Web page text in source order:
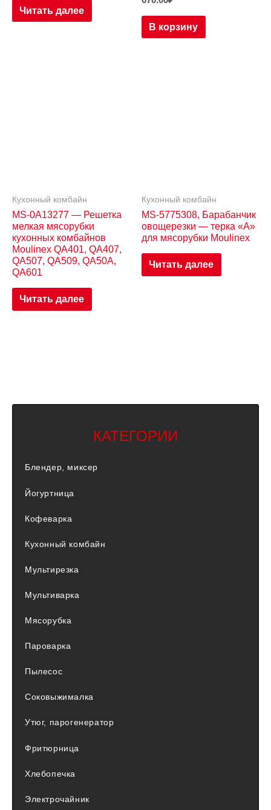
Читать далее
В корзину
Кухонный комбайн
MS-0A13277 — Решетка
мелкая мясорубки
кухонных комбайнов
Moulinex QA401, QA407,
QA507, QA509, QA50A,
QA601
Читать далее
Кухонный комбайн
MS-5775308, Барабанчик
овощерезки — терка «A»
для мясорубки Moulinex
Читать далее
КАТЕГОРИИ
Блендер, миксер
Йогуртница
Кофеварка
Кухонный комбайн
Мультирезка
Мультиварка
Мясорубка
Пароварка
Пылесос
Соковыжималка
Утюг, парогенератор
Фритюрница
Хлебопечка
Электрочайник